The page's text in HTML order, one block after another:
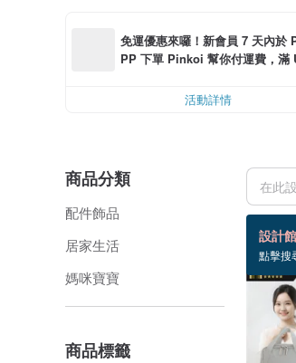
免運優惠來囉！新會員 7 天內於
PP 下單 Pinkoi 幫你付運費，滿
活動詳情
商品分類
配件飾品
居家生活
媽咪寶寶
商品標籤
設計
點擊搜
18 個商